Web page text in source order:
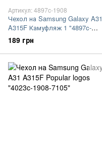
Артикул: 4897c-1908
Чехол на Samsung Galaxy A31
A315F Камуфляж 1 "4897c-
1908-7105"
189 грн